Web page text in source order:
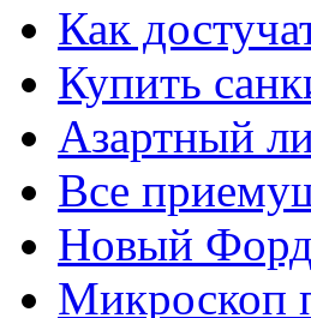
Как
Купить
Азартный
Все
Новый
Микроскоп